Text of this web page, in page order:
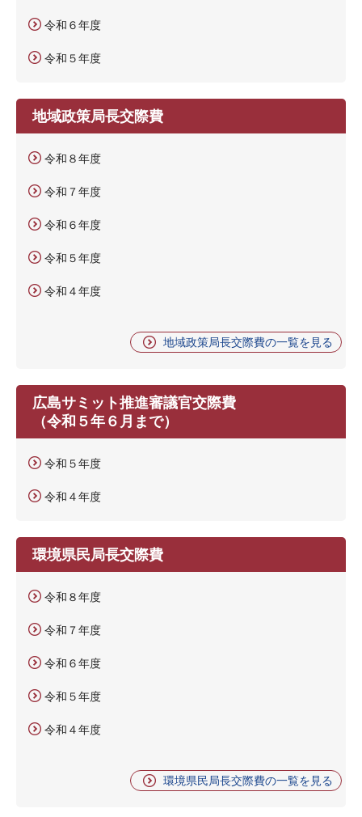
令和６年度
令和５年度
地域政策局長交際費
令和８年度
令和７年度
令和６年度
令和５年度
令和４年度
地域政策局長交際費の一覧を見る
広島サミット推進審議官交際費
（令和５年６月まで）
令和５年度
令和４年度
環境県民局長交際費
令和８年度
令和７年度
令和６年度
令和５年度
令和４年度
環境県民局長交際費の一覧を見る